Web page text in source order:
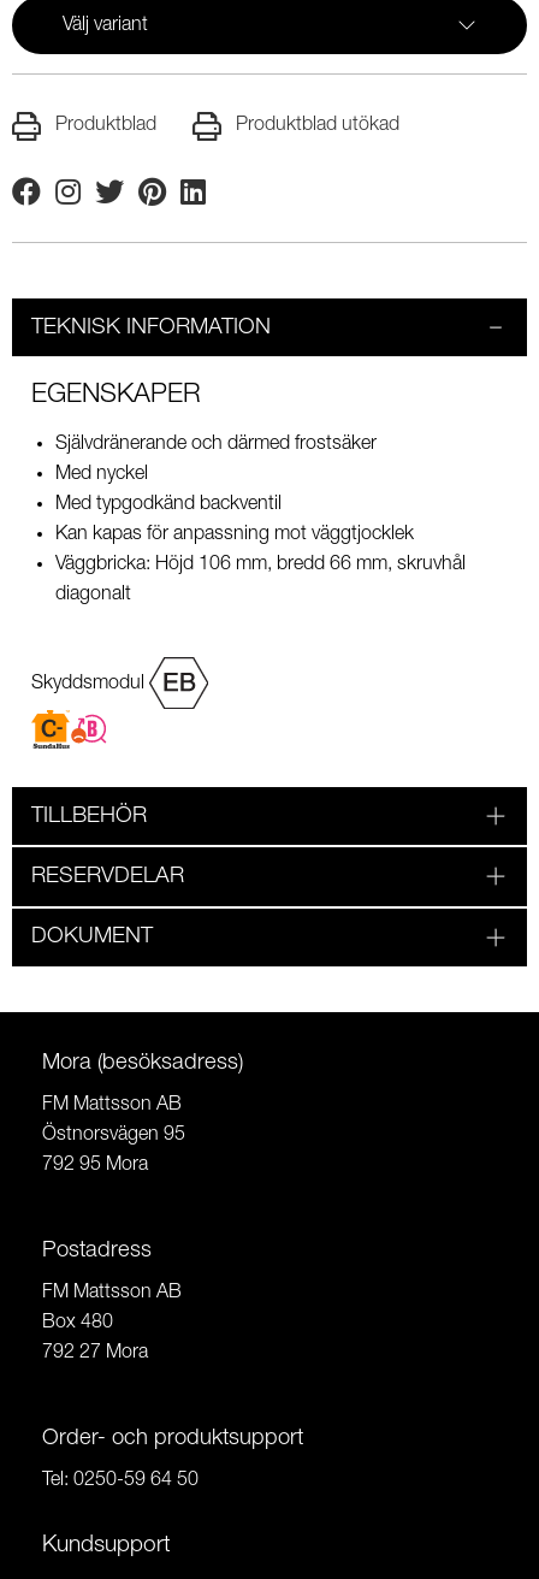
Välj variant
Produktblad Produktblad utökad
FacebookInstagram
TwitterPinterestLinkedin
TEKNISK INFORMATION
EGENSKAPER
Självdränerande och därmed frostsäker
Med nyckel
Med typgodkänd backventil
Kan kapas för anpassning mot väggtjocklek
Väggbricka: Höjd 106 mm, bredd 66 mm, skruvhål
diagonalt
Skyddsmodul
TILLBEHÖR
RESERVDELAR
DOKUMENT
Mora (besöksadress)
FM Mattsson AB
Östnorsvägen 95
792 95 Mora
Postadress
FM Mattsson AB
Box 480
792 27 Mora
Order- och produktsupport
Tel: 0250-59 64 50
Kundsupport